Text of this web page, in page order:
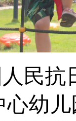
民抗
幼